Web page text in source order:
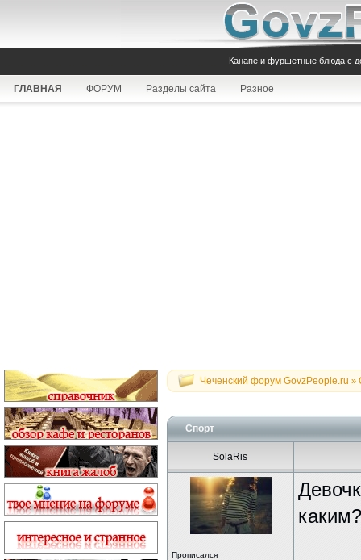
Канапе и фуршетные блюда с
ГЛАВНАЯ ФОРУМ Разделы сайта Разное
Чеченский форум GovzPeople.ru »
Спорт
SolaRis
Прописался
каким?